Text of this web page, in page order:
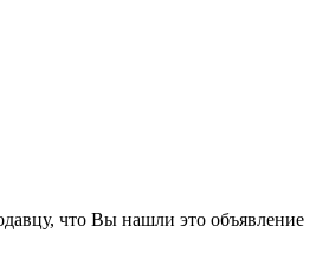
что Вы нашли это объявление